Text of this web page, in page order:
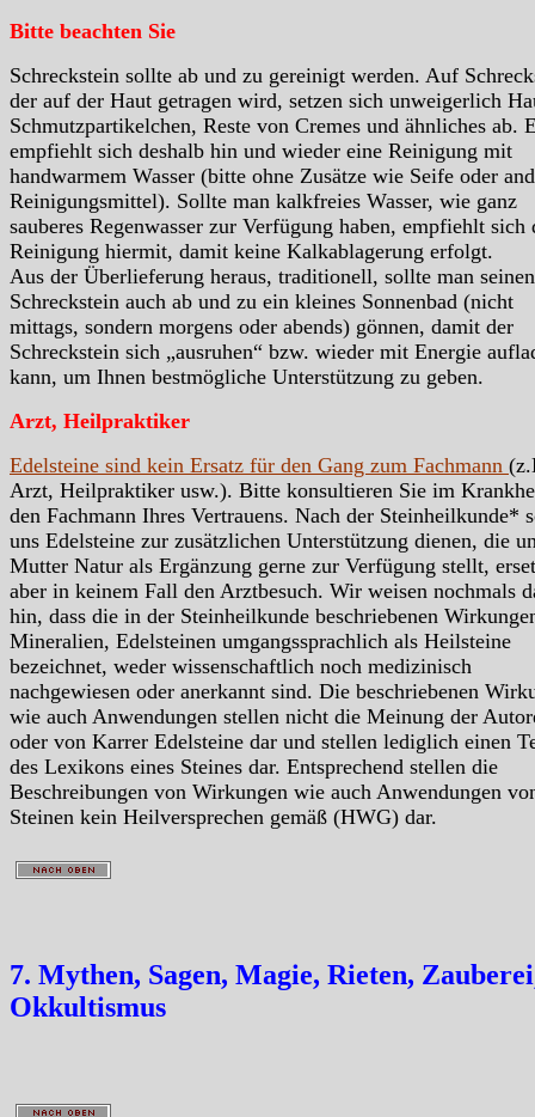
Bitte beachten Sie
Schreckstein sollte ab und zu gereinigt werden. Auf
der auf der Haut getragen wird, setzen sich unweigerlich
Schmutzpartikelchen, Reste von Cremes und ähnliches ab.
empfiehlt sich deshalb hin und wieder eine Reinigung mit
handwarmem Wasser (bitte ohne Zusätze wie Seife oder
Reinigungsmittel). Sollte man kalkfreies Wasser, wie ganz
sauberes Regenwasser zur Verfügung haben, empfiehlt sich
Reinigung hiermit, damit keine Kalkablagerung erfolgt.
Aus der Überlieferung heraus, traditionell, sollte man seinen
Schreckstein auch ab und zu ein kleines Sonnenbad (nicht
mittags, sondern morgens oder abends) gönnen, damit der
Schreckstein sich „ausruhen“ bzw. wieder mit Energie
kann, um Ihnen bestmögliche Unterstützung zu geben.
Arzt, Heilpraktiker
Edelsteine sind kein Ersatz für den Gang zum Fachmann
Arzt, Heilpraktiker usw.). Bitte konsultieren Sie im
den Fachmann Ihres Vertrauens. Nach der Steinheilkunde*
uns Edelsteine zur zusätzlichen Unterstützung dienen, die
Mutter Natur als Ergänzung gerne zur Verfügung stellt,
aber in keinem Fall den Arztbesuch. Wir weisen nochmals
hin, dass die in der Steinheilkunde beschriebenen
Mineralien, Edelsteinen umgangssprachlich als Heilsteine
bezeichnet, weder wissenschaftlich noch medizinisch
nachgewiesen oder anerkannt sind. Die beschriebenen
wie auch Anwendungen stellen nicht die Meinung der
oder von Karrer Edelsteine dar und stellen lediglich einen
des Lexikons eines Steines dar. Entsprechend stellen die
Beschreibungen von Wirkungen wie auch Anwendungen
Steinen kein Heilversprechen gemäß (HWG) dar.
7. Mythen, Sagen, Magie, Rieten,
Okkultismus